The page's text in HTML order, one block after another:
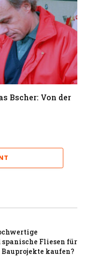
Bscher: Von der
Fliesen für
Bauprojekte kaufen?